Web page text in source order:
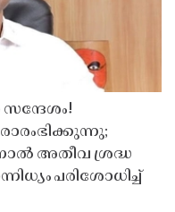
അതീവ ശ്രദ്ധ
പരിശോധിച്ച്